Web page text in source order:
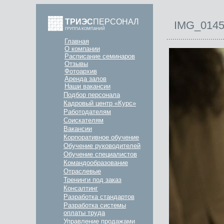
ТРИЭСПЕРСОНАЛ
ГРУППА КОМПАНИЙ
Главная
О компании
Расписание семинаров
Отзывы
Фотоархив
Аренда залов
Наши вакансии
Подбор персонала
Кадровый центр «Курс»
Работодателям
Соискателям
Вакансии
Корпоративное обучение
Обучение руководителей
Обучение специалистов
Командообразование
Отраслевые
Тренинги под заказ
Консалтинг
Разработка стандартов
Разработка системы
оплаты труда
Управление продажами
IMG_0145